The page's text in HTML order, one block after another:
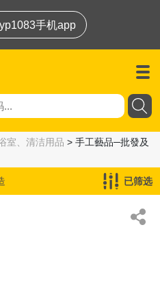
手机app
室、清洁用品 > 手工藝品─批發及
已筛选